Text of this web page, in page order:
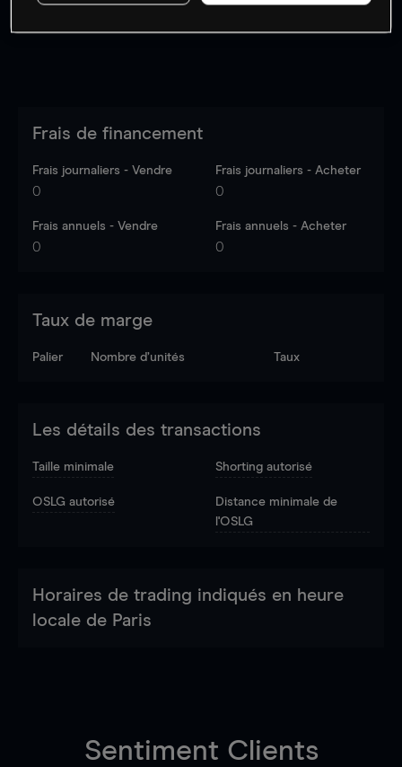
Frais de financement
Frais journaliers - Vendre
0
Frais journaliers - Acheter
0
Frais annuels - Vendre
0
Frais annuels - Acheter
0
Taux de marge
Palier Nombre d’unités Taux
Les détails des transactions
Taille minimale Shorting autorisé
OSLG autorisé
Distance minimale de
l'OSLG
Horaires de trading indiqués en heure
locale de Paris
Sentiment Clients